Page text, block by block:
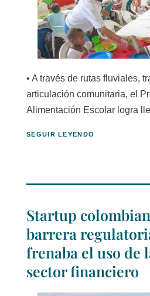
• A través de rutas fluviales,
articulación comunitaria, el
Alimentación Escolar logra
SEGUIR LEYENDO
Startup
barrera
frenaba el uso de
sector financiero